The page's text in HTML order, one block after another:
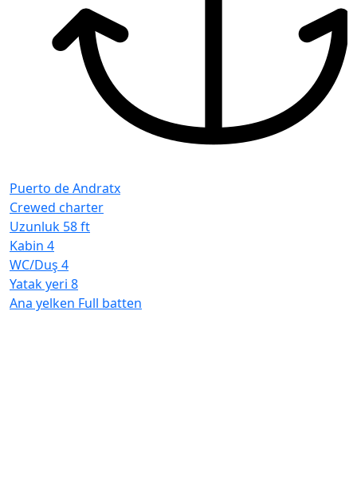
Puerto de Andratx
Crewed charter
Uzunluk 58 ft
Kabin 4
WC/Duş 4
Yatak yeri 8
Ana yelken Full batten